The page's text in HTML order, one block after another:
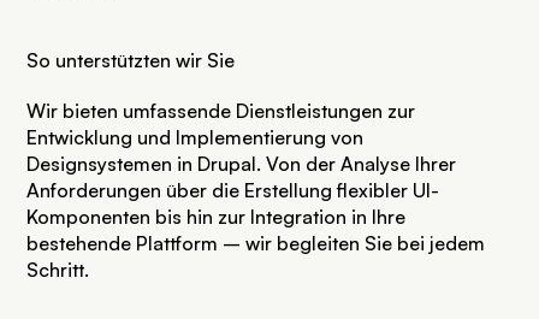
So unterstützten wir Sie
Wir bieten umfassende Dienstleistungen zur
Entwicklung und Implementierung von
Designsystemen in Drupal. Von der Analyse Ihrer
Anforderungen über die Erstellung flexibler UI-
Komponenten bis hin zur Integration in Ihre
bestehende Plattform – wir begleiten Sie bei jedem
Schritt.